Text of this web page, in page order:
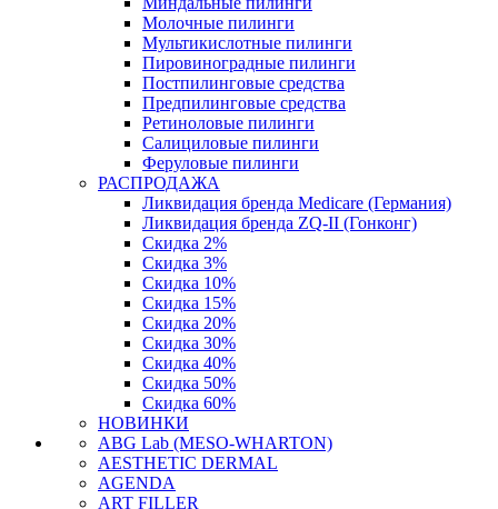
Молочные пилинги
Мультикислотные пилинги
Пировиноградные пилинги
Постпилинговые средства
Предпилинговые средства
Ретиноловые пилинги
Салициловые пилинги
Феруловые пилинги
РАСПРОДАЖА
Ликвидация бренда Medicare (Германия)
Ликвидация бренда ZQ-II (Гонконг)
Скидка 2%
Скидка 3%
Скидка 10%
Скидка 15%
Скидка 20%
Скидка 30%
Скидка 40%
Скидка 50%
Скидка 60%
НОВИНКИ
ABG Lab (MESO-WHARTON)
AESTHETIC DERMAL
AGENDA
ART FILLER